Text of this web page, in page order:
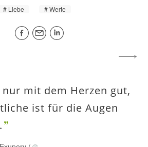
Liebe Werte
mit dem Herzen gut,
ist für die Augen